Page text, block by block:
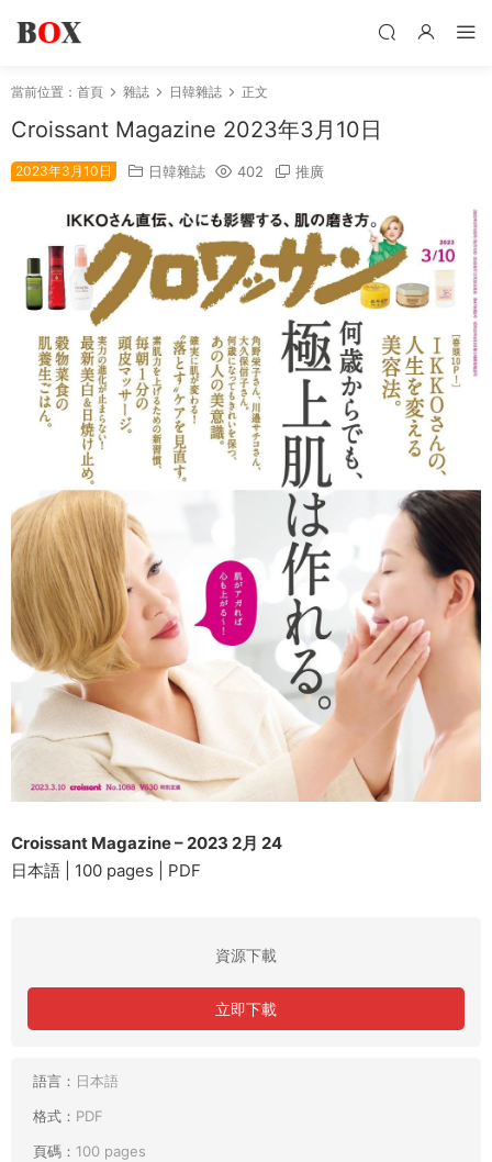
當前位置： 首頁 雜誌 日韓雜誌 正文
Croissant Magazine 2023年3月10日
2023年3月10日 日韓雜誌 402 推廣
Croissant Magazine – 2023 2月 24
日本語 | 100 pages | PDF
資源下載
立即下載
語言： 日本語
格式： PDF
頁碼： 100 pages